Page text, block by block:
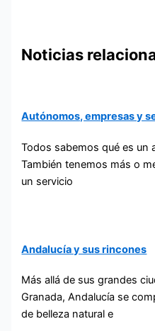
Noticias
Autónomos, empresas y
Todos sabemos qué es un
También tenemos más o
un servicio
Andalucía y sus rincones
Más allá de sus grandes
Granada, Andalucía se
de belleza natural e